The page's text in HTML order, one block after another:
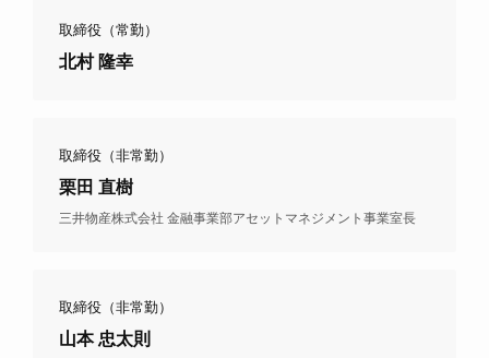
取締役（常勤）
北村 隆幸
取締役（非常勤）
栗田 直樹
三井物産株式会社 金融事業部アセットマネジメント事業室長
取締役（非常勤）
山本 忠太則